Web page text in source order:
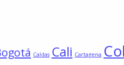
Caldas Cali Cartagena